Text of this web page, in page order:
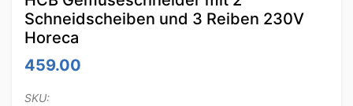
Schneidscheiben und 3 Reiben 230V
Horeca
459.00
SKU: